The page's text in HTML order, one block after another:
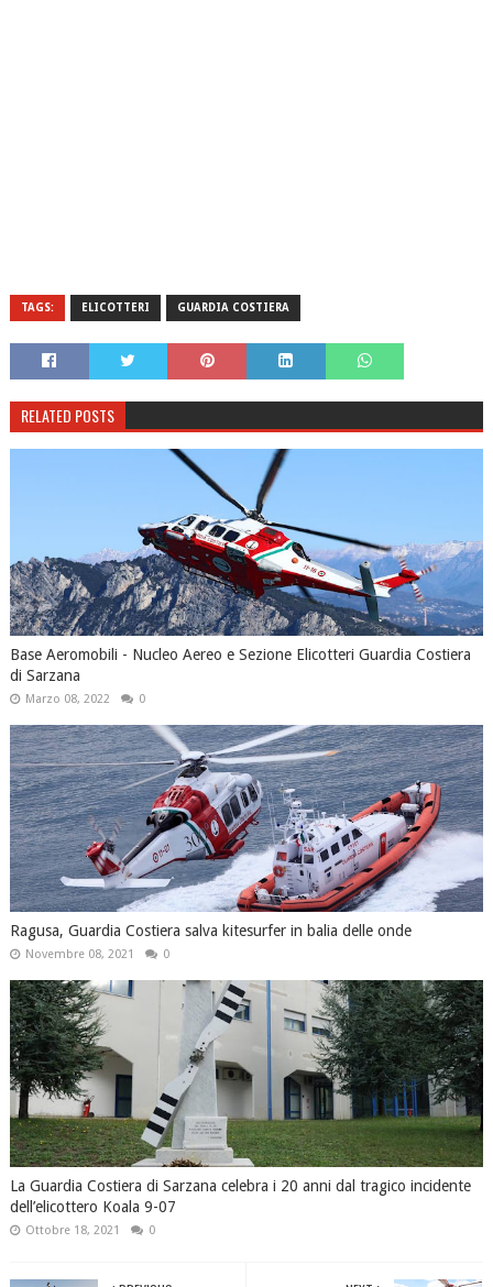
TAGS: ELICOTTERI GUARDIA COSTIERA
RELATED POSTS
Base Aeromobili - Nucleo Aereo e Sezione Elicotteri Guardia Costiera
di Sarzana
Marzo 08, 2022 0
Ragusa, Guardia Costiera salva kitesurfer in balia delle onde
Novembre 08, 2021 0
La Guardia Costiera di Sarzana celebra i 20 anni dal tragico incidente
dell’elicottero Koala 9-07
Ottobre 18, 2021 0